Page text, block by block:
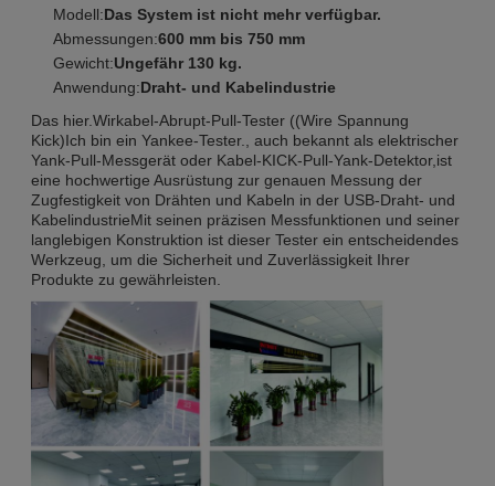
Modell:Das System ist nicht mehr verfügbar.
Abmessungen:600 mm bis 750 mm
Gewicht:Ungefähr 130 kg.
Anwendung:Draht- und Kabelindustrie
Das hier.Wirkabel-Abrupt-Pull-Tester ((Wire Spannung
Kick)Ich bin ein Yankee-Tester.
, auch bekannt als elektrischer
Yank-Pull-Messgerät oder Kabel-KICK-Pull-Yank-Detektor,ist
eine hochwertige Ausrüstung zur genauen Messung der
Zugfestigkeit von Drähten und Kabeln in der USB-Draht- und
KabelindustrieMit seinen präzisen Messfunktionen und seiner
langlebigen Konstruktion ist dieser Tester ein entscheidendes
Werkzeug, um die Sicherheit und Zuverlässigkeit Ihrer
Produkte zu gewährleisten.